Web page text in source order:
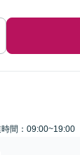
間：09:00~19:00